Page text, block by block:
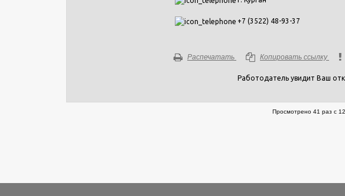
+7 (3522) 48-93-37
Распечатать Копировать ссылку
Работодатель увидит Ваш
Просмотрено 41 раз с